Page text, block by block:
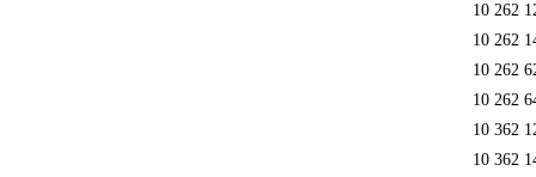
10 262
10 262
10 262
10 262
10 362
10 362